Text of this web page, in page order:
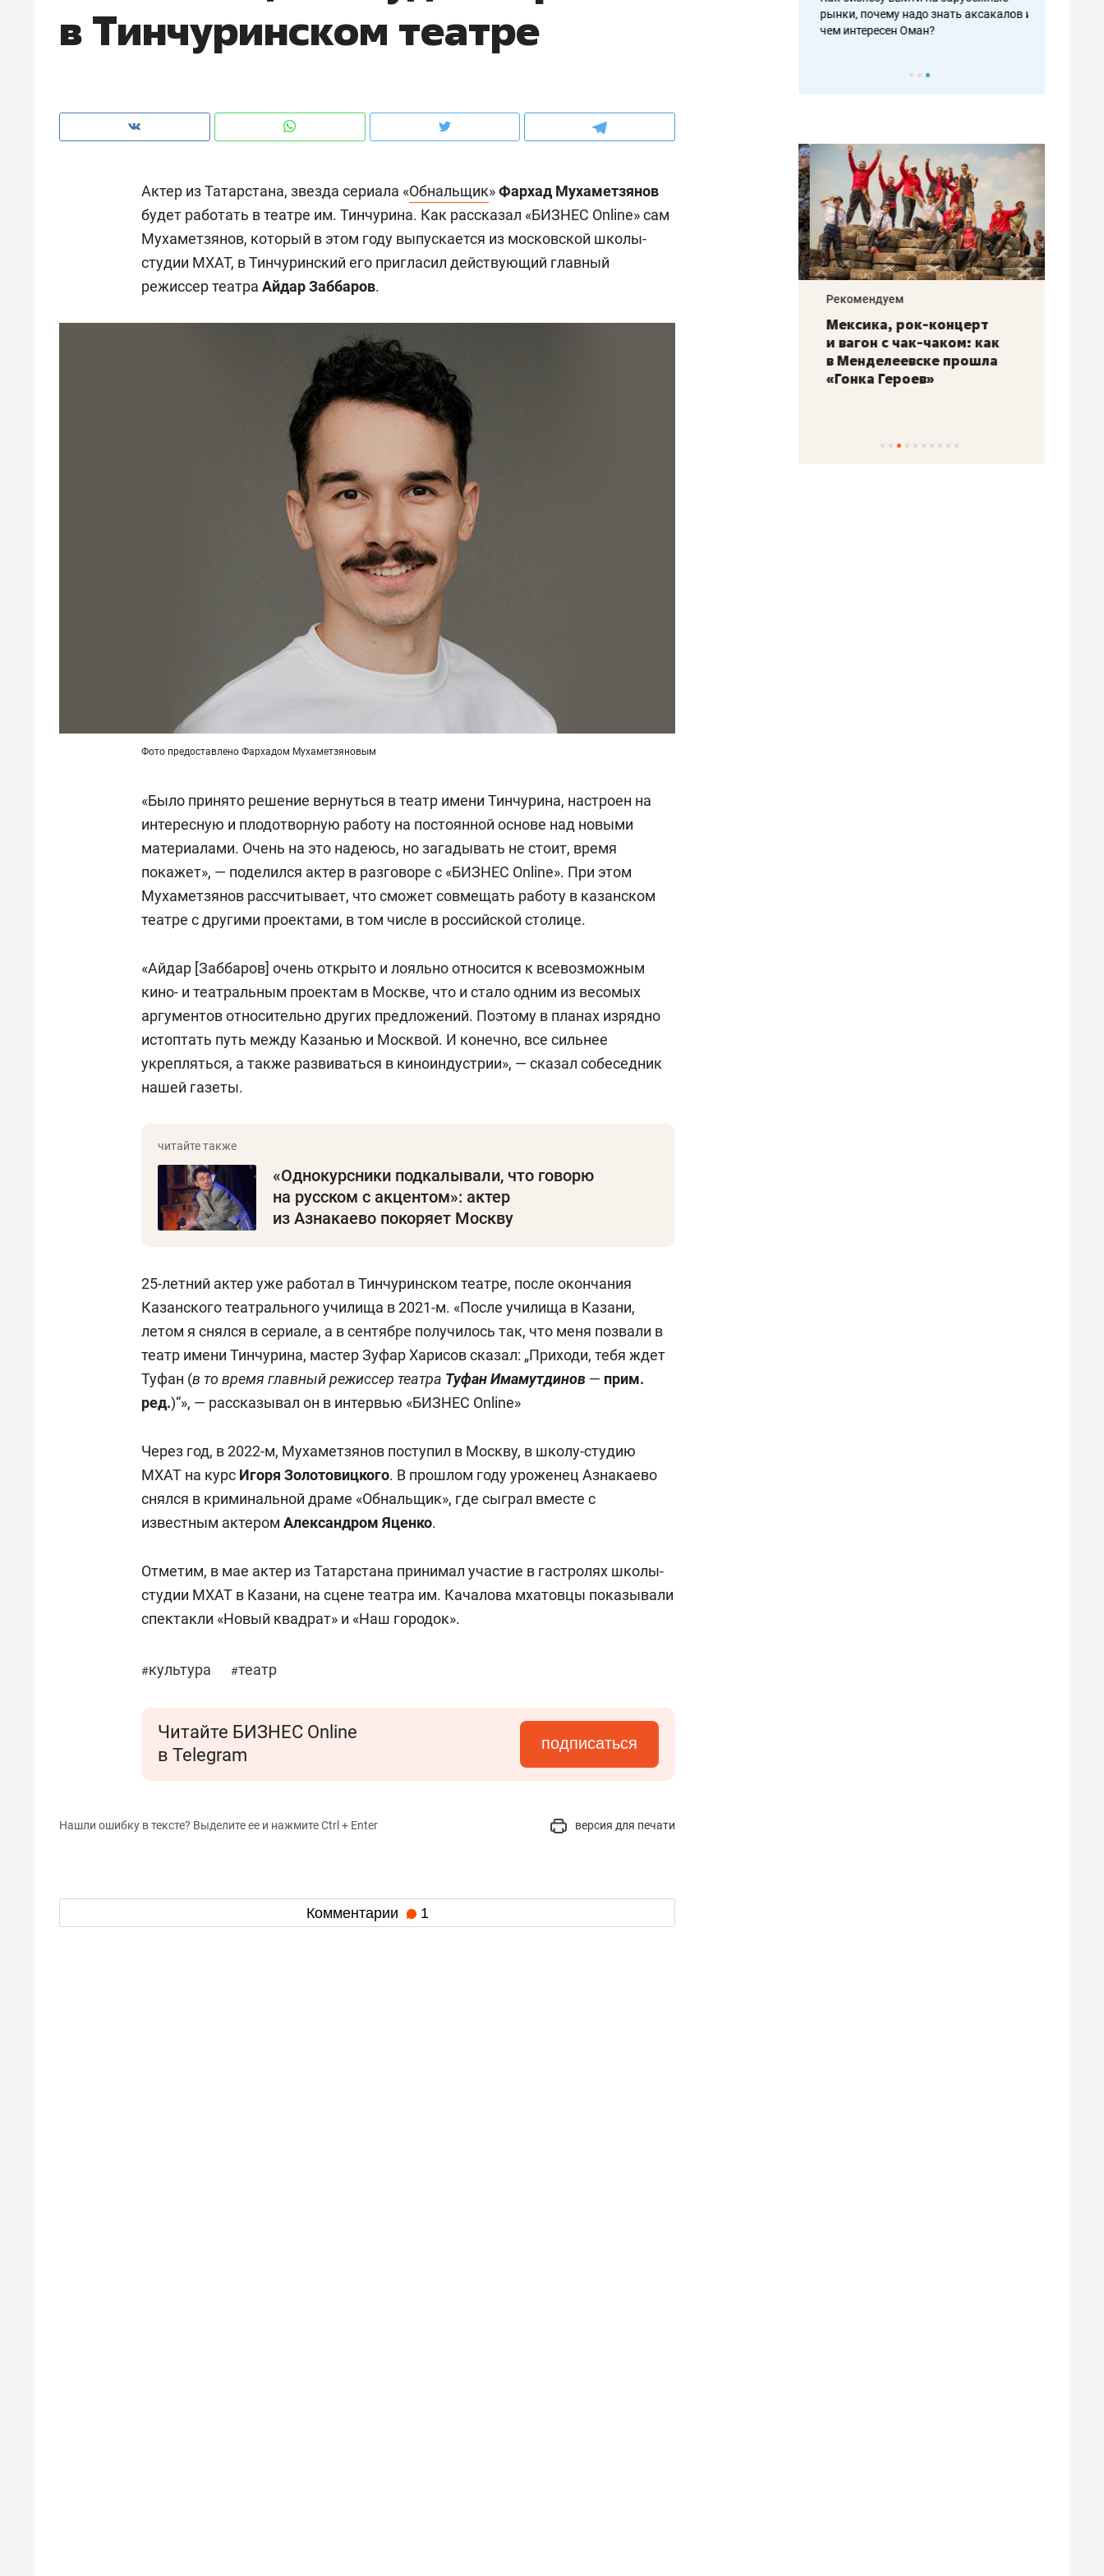
в Тинчуринском театре
Актер из Татарстана, звезда сериала «Обнальщик»Фархад Мухаметзянов
будет работать в театре им. Тинчурина. Как рассказал «БИЗНЕС Online» сам
Мухаметзянов, который в этом году выпускается из московской школы-
студии МХАТ, в Тинчуринский его пригласил действующий главный
режиссер театра Айдар Заббаров.
Фото предоставлено Фархадом Мухаметзяновым
«Было принято решение вернуться в театр имени Тинчурина, настроен на
интересную и плодотворную работу на постоянной основе над новыми
материалами. Очень на это надеюсь, но загадывать не стоит, время
покажет», — поделился актер в разговоре с «БИЗНЕС Online». При этом
Мухаметзянов рассчитывает, что сможет совмещать работу в казанском
театре с другими проектами, в том числе в российской столице.
«Айдар [Заббаров] очень открыто и лояльно относится к всевозможным
кино- и театральным проектам в Москве, что и стало одним из весомых
аргументов относительно других предложений. Поэтому в планах изрядно
истоптать путь между Казанью и Москвой. И конечно, все сильнее
укрепляться, а также развиваться в киноиндустрии», — сказал собеседник
нашей газеты.
«Однокурсники подкалывали, что говорю
на русском с акцентом»: актер
из Азнакаево покоряет Москву
25-летний актер уже работал в Тинчуринском театре, после окончания
Казанского театрального училища в 2021-м. «После училища в Казани,
летом я снялся в сериале, а в сентябре получилось так, что меня позвали в
театр имени Тинчурина, мастер Зуфар Харисов сказал: „Приходи, тебя ждет
Туфан (в то время главный режиссер театра Туфан Имамутдинов — прим.
ред.)“», — рассказывал он в интервью «БИЗНЕС Online»
Через год, в 2022-м, Мухаметзянов поступил в Москву, в школу-студию
МХАТ на курс Игоря Золотовицкого. В прошлом году уроженец Азнакаево
снялся в криминальной драме «Обнальщик», где сыграл вместе с
известным актером Александром Яценко.
Отметим, в мае актер из Татарстана принимал участие в гастролях школы-
студии МХАТ в Казани, на сцене театра им. Качалова мхатовцы показывали
спектакли «Новый квадрат» и «Наш городок».
#культура #театр
Читайте БИЗНЕС Online
в Telegram
подписаться
Нашли ошибку в тексте? Выделите ее и нажмите Ctrl + Enter версия для печати
Комментарии 1
чем интересен Оман?
клиентах и чудных запросах мастеров
рынки, почему надо знать аксакалов и
чем интересен Оман?
Рекомендуем
Как ГК «МИР ГРУПП» и ВТБ
Рекомендуем
150 камер до квартиры и Face
ID вместо ключа: какой будет
безопасность в ЖК «Нова»
Опыт выживания в дикой
Рекомендуем
Мексика, рок-концерт
и вагон с чак-чаком: как
в Менделеевске прошла
«Гонка Героев»